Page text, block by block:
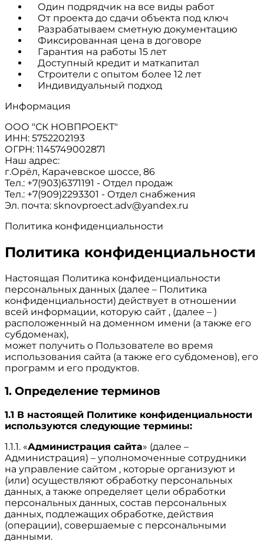
Один подрядчик на все виды работ
От проекта до сдачи объекта под ключ
Разрабатываем сметную документацию
Фиксированная цена в договоре
Гарантия на работы 15 лет
Доступный кредит и маткапитал
Строители с опытом более 12 лет
Индивидуальный подход
Информация
ООО "СК НОВПРОЕКТ"
ИНН: 5752202193
ОГРН: 1145749002871
Наш адрес:
г.Орёл, Карачевское шоссе, 86
Тел.: +7(903)6371191 - Отдел продаж
Тел.: +7(909)2293301 - Отдел снабжения
Эл. почта: sknovproect.adv@yandex.ru
Политика конфиденциальности
Политика конфиденциальности
Настоящая Политика конфиденциальности
персональных данных (далее – Политика
конфиденциальности) действует в отношении
всей информации, которую сайт , (далее – )
расположенный на доменном имени (а также его
субдоменах),
может получить о Пользователе во время
использования сайта (а также его субдоменов), его
программ и его продуктов.
1. Определение терминов
1.1 В настоящей Политике конфиденциальности
используются следующие термины:
1.1.1. «Администрация сайта» (далее –
Администрация) – уполномоченные сотрудники
на управление сайтом , которые организуют и
(или) осуществляют обработку персональных
данных, а также определяет цели обработки
персональных данных, состав персональных
данных, подлежащих обработке, действия
(операции), совершаемые с персональными
данными.